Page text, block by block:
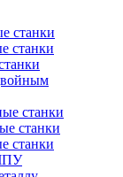
станки
станки
станки
станки
станки